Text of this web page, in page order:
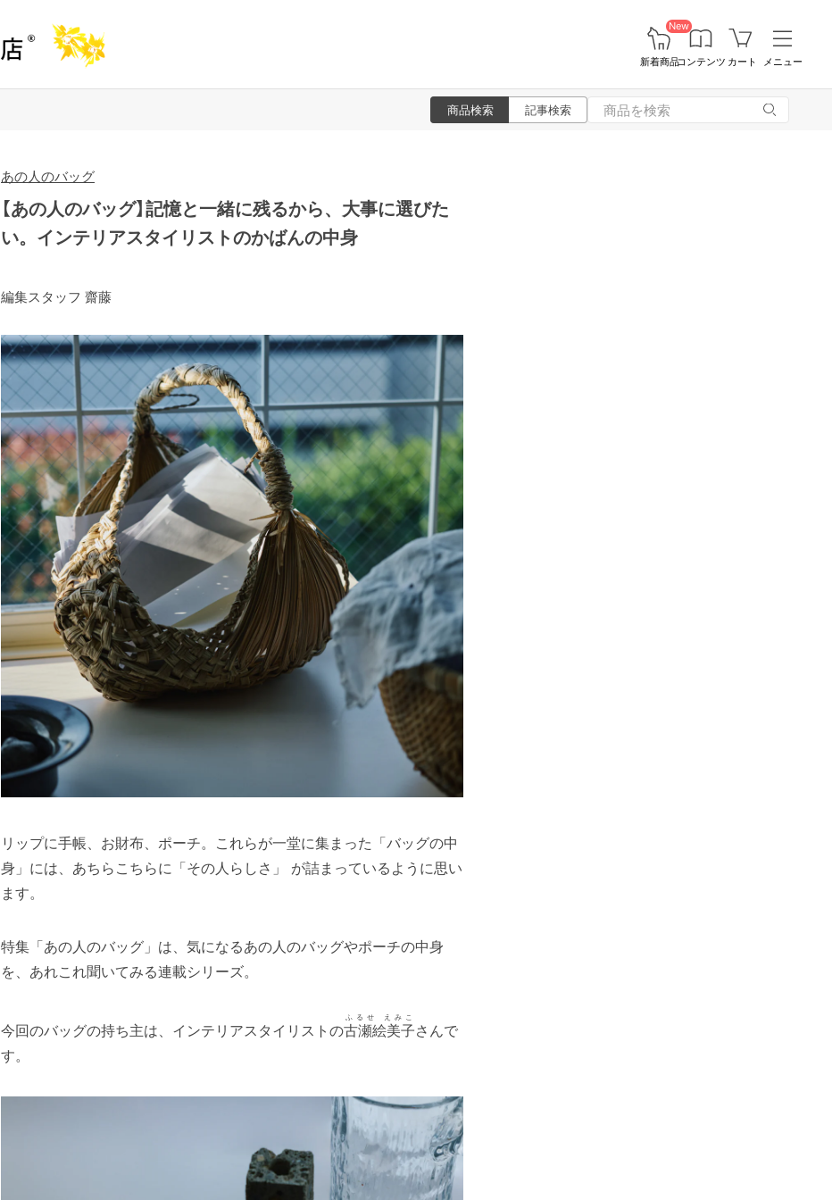
New
新着商品コンテンツ カート メニュー
商品検索 記事検索
あの人のバッグ
【あの人のバッグ】記憶と一緒に残るから、大事に選びた
い。インテリアスタイリストのかばんの中身
編集スタッフ 齋藤
リップに手帳、お財布、ポーチ。これらが一堂に集まった「バッグの中
身」には、あちらこちらに「その人らしさ」 が詰まっているように思い
ます。
特集「あの人のバッグ」は、気になるあの人のバッグやポーチの中身
を、あれこれ聞いてみる連載シリーズ。
今回のバッグの持ち主は、インテリアスタイリストの古瀬絵美子
ふるせ えみこ
さんで
す。